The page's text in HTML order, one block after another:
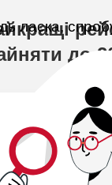
ласка,
до